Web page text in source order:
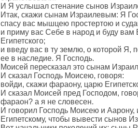
И Я услышал стенание сынов
Итак, скажи сынам Израилевым: Я
спасу вас мышцею простертою и
и приму вас Себе в народ и буду вам
Египетского;
и введу вас в ту землю, о которой Я,
ее в наследие. Я Господь.
Моисей пересказал это сынам
И сказал Господь Моисею, говоря:
войди, скажи фараону, царю
И сказал Моисей пред Господом,
фараон? а я не словесен.
И говорил Господь Моисею и
Египетскому, чтобы вывести сынов